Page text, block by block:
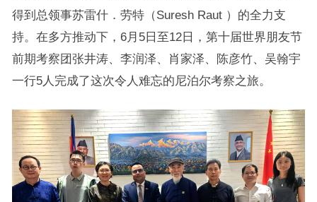
得到总领事苏雷什．劳特（Suresh Raut ）的全力支
持。在多方推动下，6月5日至12日，第十届世界朋友节
前期考察团张井涛、李润泽、肖家泽、陈彦竹、吴翰宇
一行5人完成了这次令人难忘的尼泊尔考察之旅。